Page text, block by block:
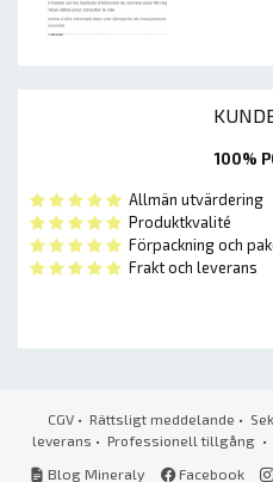
100%
Allmän utvärdering
Produktkvalité
Förpackning och
Frakt och leverans
CGV• Rättsligt meddelande •
leverans • Professionell tillgång
Blog Mineraly
Facebook